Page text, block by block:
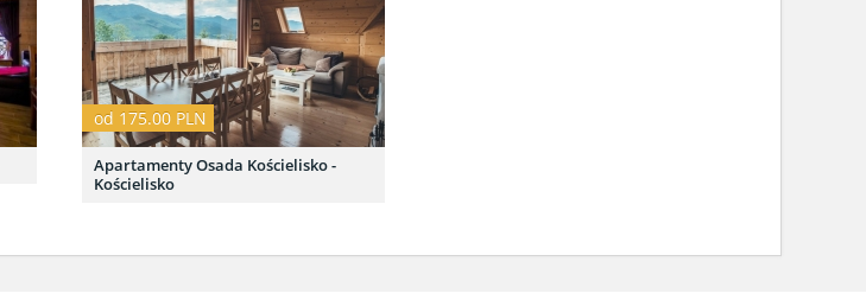
od 175.00 PLN
Apartamenty Osada Kościelisko -
Kościelisko